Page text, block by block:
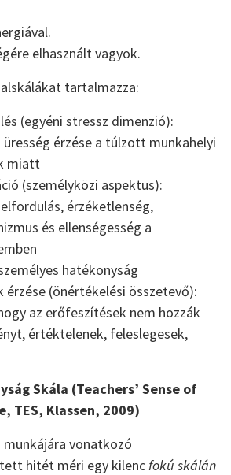
elhasznált vagyok.
tartalmazza:
(egyéni stressz dimenzió):
érzése a túlzott munkahelyi
miatt
(személyközi aspektus):
érzéketlenség,
és ellenségesség a
hatékonyság
érzése (önértékelési összetevő):
az erőfeszítések nem hozzák
értéktelenek, feleslegesek,
Skála (Teachers’ Sense of
TES, Klassen, 2009)
munkájára vonatkozó
hitét méri egy kilencfokú skálán